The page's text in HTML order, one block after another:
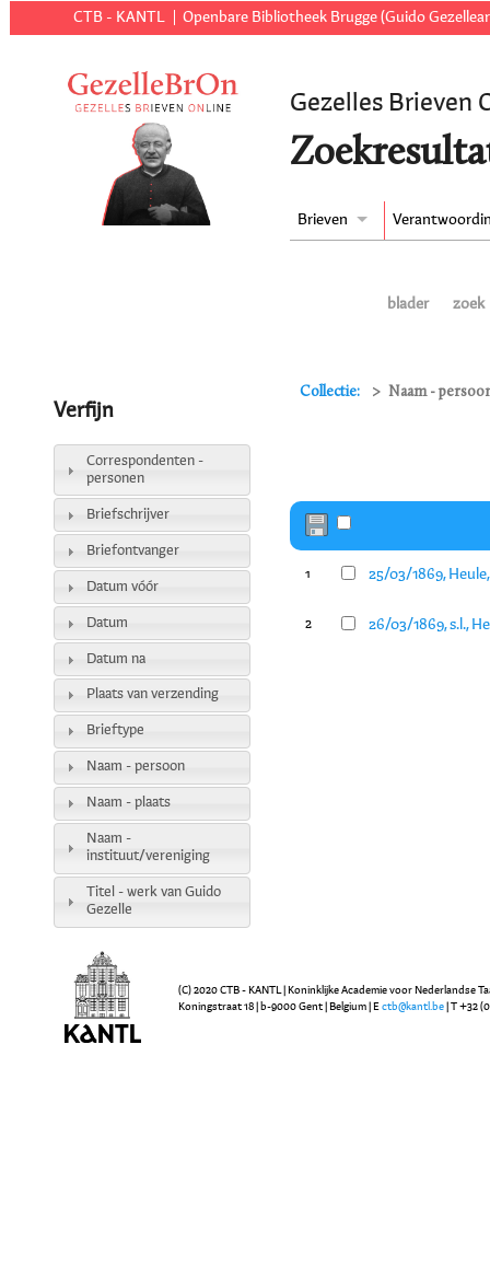
CTB - KANTL Openbare Bibliotheek Brugge (Guido
Gezelles Brieven
Brieven
blader zoek
Collectie: Naam -
1 25/03/1869,
2 26/03/1869, s.l.,
Verfijn
Correspondenten -
personen
Briefschrijver
Briefontvanger
Datum vóór
Datum
Datum na
Plaats van verzending
Brieftype
Naam - persoon
Naam - plaats
Naam -
instituut/vereniging
Titel - werk van Guido
Gezelle
(C) 2020 CTB - KANTL | Koninklijke Academie voor Nederlandse
Koningstraat 18 | b-9000 Gent | Belgium | E ctb@kantl.be | T +32